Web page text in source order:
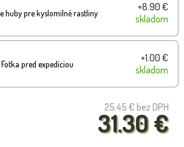
huby pre kyslomilné rastliny
+8.90 €
skladom
Fotka pred expedíciou
+1.00 €
skladom
25.45 € bez DPH
31.30 €